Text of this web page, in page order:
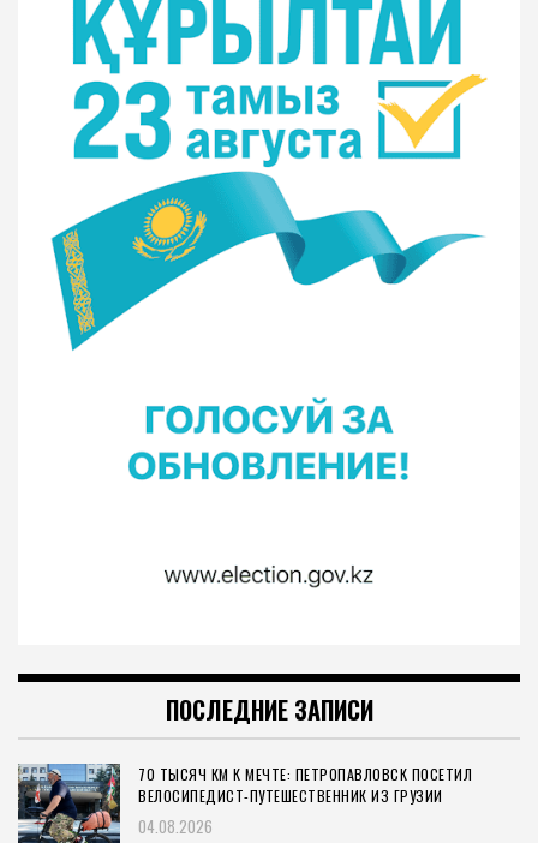
ПОСЛЕДНИЕ ЗАПИСИ
70 ТЫСЯЧ КМ К МЕЧТЕ: ПЕТРОПАВЛОВСК ПОСЕТИЛ
ВЕЛОСИПЕДИСТ-ПУТЕШЕСТВЕННИК ИЗ ГРУЗИИ
04.08.2026